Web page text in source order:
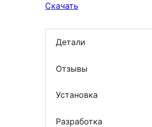
Скачать
Детали
Отзывы
Установка
Разработка